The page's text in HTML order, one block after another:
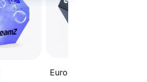
Eurolite B-90